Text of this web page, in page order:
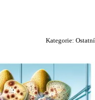
Kategorie: Ostatní